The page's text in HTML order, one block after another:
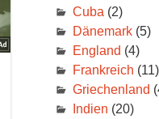
Cuba (2)
Dänemark(5)
England (4)
Frankreich (11)
Griechenland
Indien (20)